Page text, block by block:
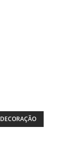
DECORAÇÃO